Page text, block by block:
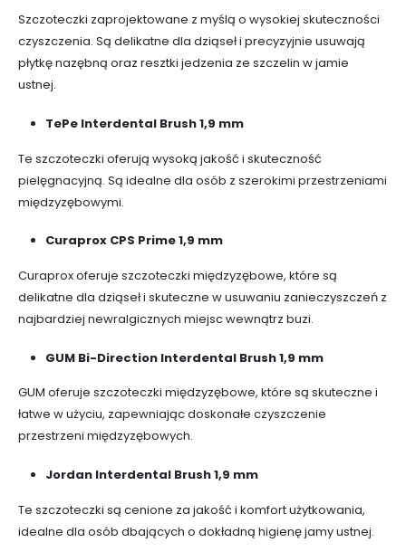
Szczoteczki zaprojektowane z myślą o wysokiej skuteczności
czyszczenia. Są delikatne dla dziąseł i precyzyjnie usuwają
płytkę nazębną oraz resztki jedzenia ze szczelin w jamie
ustnej.
TePe Interdental Brush 1,9 mm
Te szczoteczki oferują wysoką jakość i skuteczność
pielęgnacyjną. Są idealne dla osób z szerokimi przestrzeniami
międzyzębowymi.
Curaprox CPS Prime 1,9 mm
Curaprox oferuje szczoteczki międzyzębowe, które są
delikatne dla dziąseł i skuteczne w usuwaniu zanieczyszczeń z
najbardziej newralgicznych miejsc wewnątrz buzi.
GUM Bi-Direction Interdental Brush 1,9 mm
GUM oferuje szczoteczki międzyzębowe, które są skuteczne i
łatwe w użyciu, zapewniając doskonałe czyszczenie
przestrzeni międzyzębowych.
Jordan Interdental Brush 1,9 mm
Te szczoteczki są cenione za jakość i komfort użytkowania,
idealne dla osób dbających o dokładną higienę jamy ustnej.